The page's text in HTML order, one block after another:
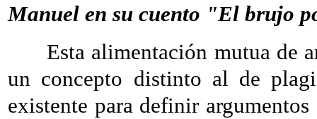
Manuel en su cuento "El brujo
Esta alimentación mutua de
un concepto distinto al de
existente para definir